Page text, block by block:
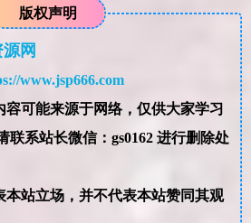
版权声明
网
www.jsp666.com
可能来源于网络，仅供大家学习
长微信：gs0162 进行删除处
站立场，并不代表本站赞同其观